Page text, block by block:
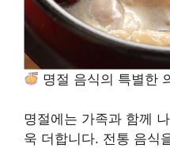
명절 음식의 특별한
명절에는 가족과 함께
욱 더합니다. 전통 음식